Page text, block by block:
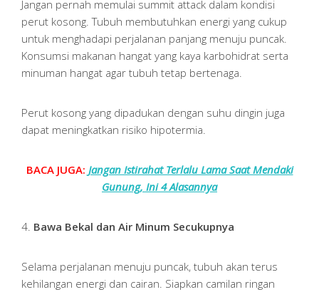
Jangan pernah memulai summit attack dalam kondisi
perut kosong. Tubuh membutuhkan energi yang cukup
untuk menghadapi perjalanan panjang menuju puncak.
Konsumsi makanan hangat yang kaya karbohidrat serta
minuman hangat agar tubuh tetap bertenaga.
Perut kosong yang dipadukan dengan suhu dingin juga
dapat meningkatkan risiko hipotermia.
BACA JUGA: Jangan Istirahat Terlalu Lama Saat Mendaki
Gunung, Ini 4 Alasannya
4. Bawa Bekal dan Air Minum Secukupnya
Selama perjalanan menuju puncak, tubuh akan terus
kehilangan energi dan cairan. Siapkan camilan ringan